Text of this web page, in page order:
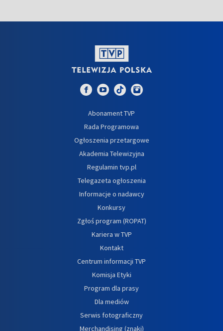
Abonament TVP
Rada Programowa
Ogłoszenia przetargowe
Akademia Telewizyjna
Regulamin tvp.pl
Telegazeta ogłoszenia
Informacje o nadawcy
Konkursy
Zgłoś program (ROPAT)
Kariera w TVP
Kontakt
Centrum informacji TVP
Komisja Etyki
Program dla prasy
Dla mediów
Serwis fotograficzny
Merchandising (znaki)